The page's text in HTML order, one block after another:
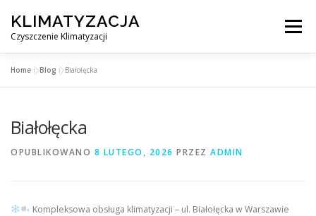
treści
KLIMATYZACJA
Czyszczenie Klimatyzacji
Menu
OBSŁUGIWANE MIASTA POD WARSZAWĄ
Home »Blog »Białołęcka
Białołęcka
OPUBLIKOWANO 8 LUTEGO, 2026 PRZEZ ADMIN
Kompleksowa obsługa klimatyzacji – ul. Białołęcka w Warszawie